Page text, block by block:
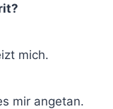
mich.
mir angetan.